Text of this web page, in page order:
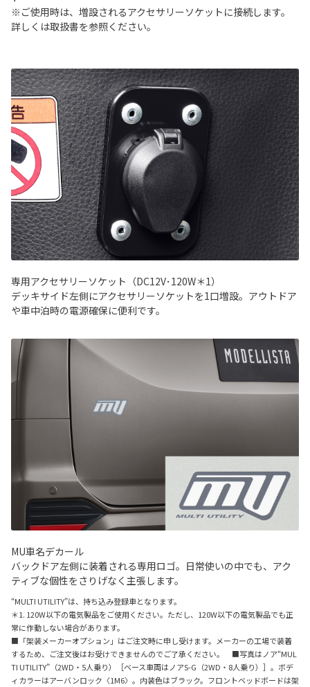
※ご使用時は、増設されるアクセサリーソケットに接続します。
詳しくは取扱書を参照ください。
専用アクセサリーソケット（DC12V･120W＊1）
デッキサイド左側にアクセサリーソケットを1口増設。アウトドア
や車中泊時の電源確保に便利です。
MU車名デカール
バックドア左側に装着される専用ロゴ。日常使いの中でも、アク
ティブな個性をさりげなく主張します。
“MULTI UTILITY”は、持ち込み登録車となります。
＊1. 120W以下の電気製品をご使用ください。ただし、120W以下の電気製品でも正
常に作動しない場合があります。
■「架装メーカーオプション」はご注文時に申し受けます。メーカーの工場で装着
するため、ご注文後はお受けできませんのでご了承ください。 ■写真はノア“MUL
TI UTILITY”（2WD・5人乗り）［ベース車両はノアS-G（2WD・8人乗り）］。ボデ
ィカラーはアーバンロック〈1M6〉。内装色はブラック。フロントベッドボードは架